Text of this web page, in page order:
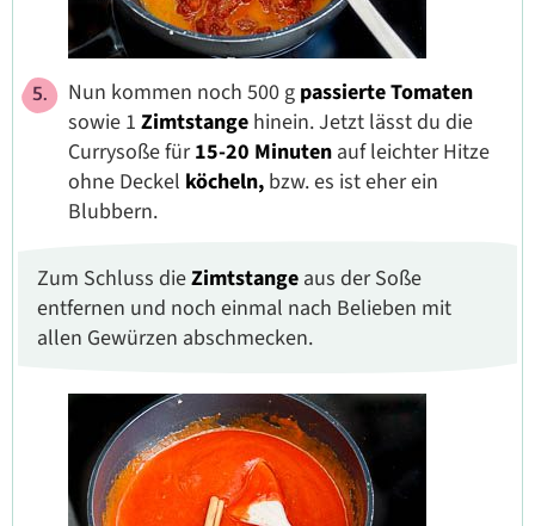
Nun kommen noch 500 g passierte Tomaten
sowie 1 Zimtstange hinein. Jetzt lässt du die
Currysoße für15-20 Minuten auf leichter Hitze
ohne Deckel köcheln, bzw. es ist eher ein
Blubbern.
Zum Schluss dieZimtstange aus der Soße
entfernen und noch einmal nach Belieben mit
allen Gewürzen abschmecken.